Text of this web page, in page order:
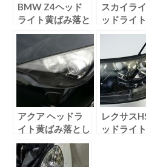
BMW Z4ヘッド
ライト黄ばみ落と
し
スカイラ
ッドライ
落とし
アクア ヘッドラ
イト黄ばみ落とし
レクサス
ッドライ